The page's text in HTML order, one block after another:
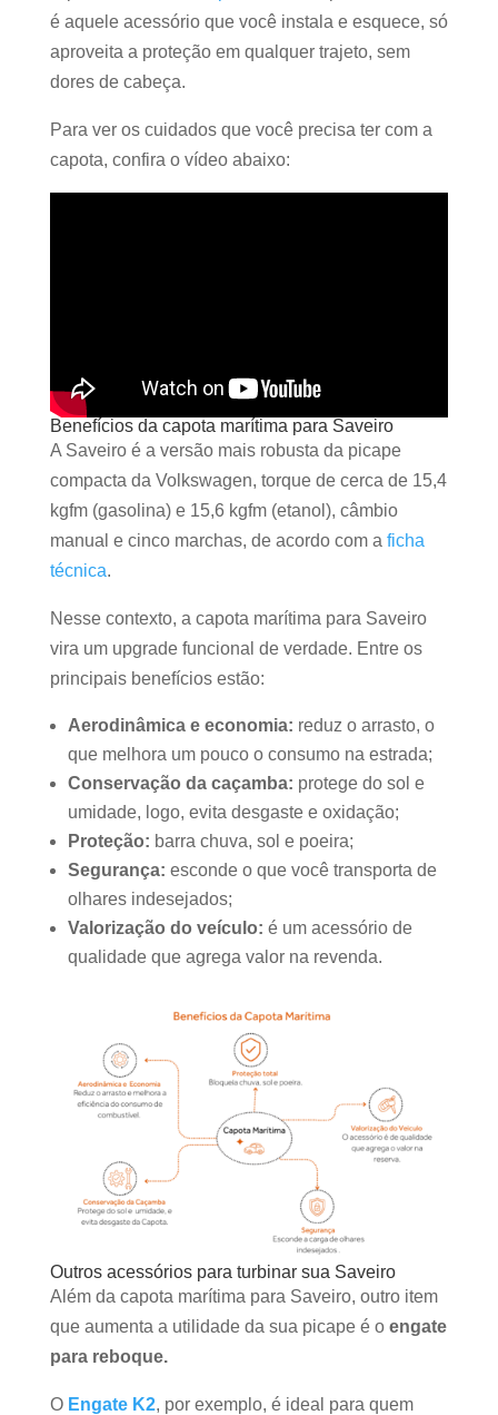
é aquele acessório que você instala e esquece, só
aproveita a proteção em qualquer trajeto, sem
dores de cabeça.
Para ver os cuidados que você precisa ter com a
capota, confira o vídeo abaixo:
Benefícios da capota marítima para Saveiro
A Saveiro é a versão mais robusta da picape
compacta da Volkswagen, torque de cerca de 15,4
kgfm (gasolina) e 15,6 kgfm (etanol), câmbio
manual e cinco marchas, de acordo com a ficha
técnica.
Nesse contexto, a capota marítima para Saveiro
vira um upgrade funcional de verdade. Entre os
principais benefícios estão:
Aerodinâmica e economia: reduz o arrasto, o
que melhora um pouco o consumo na estrada;
Conservação da caçamba: protege do sol e
umidade, logo, evita desgaste e oxidação;
Proteção: barra chuva, sol e poeira;
Segurança: esconde o que você transporta de
olhares indesejados;
Valorização do veículo: é um acessório de
qualidade que agrega valor na revenda.
Outros acessórios para turbinar sua Saveiro
Além da capota marítima para Saveiro, outro item
que aumenta a utilidade da sua picape é oengate
para reboque.
O Engate K2, por exemplo, é ideal para quem